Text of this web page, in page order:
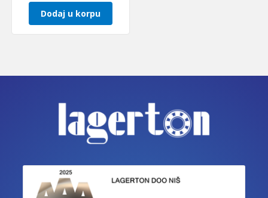
Dodaj u korpu